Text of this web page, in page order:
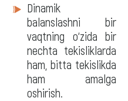
Dinamik
balanslashni bir
vaqtning o‘zida bir
nechta tekisliklarda
ham, bitta tekislikda
ham amalga
oshirish.